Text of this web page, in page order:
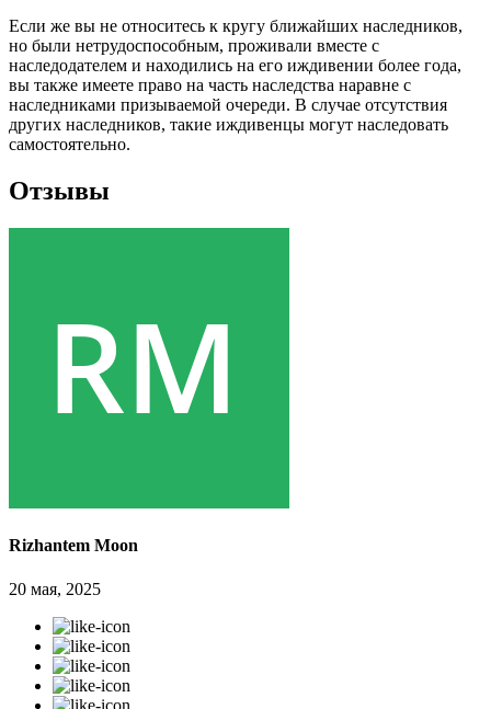
Если же вы не относитесь к кругу ближайших наследников,
но были нетрудоспособным, проживали вместе с
наследодателем и находились на его иждивении более года,
вы также имеете право на часть наследства наравне с
наследниками призываемой очереди. В случае отсутствия
других наследников, такие иждивенцы могут наследовать
самостоятельно.
Отзывы
Rizhantem Moon
20 мая, 2025